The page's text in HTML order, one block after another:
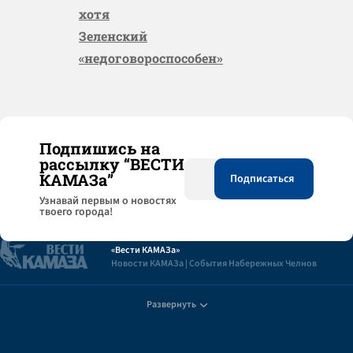
хотя
Зеленский
«недоговороспособен»
Подпишись на
рассылку “ВЕСТИ
КАМАЗа”
Узнaвай первым о новостях
твоего города!
«Вести КАМАЗа»
Новости КАМАЗа | События Набережных Челнов
Развернуть